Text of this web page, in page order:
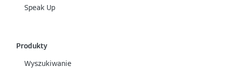
Speak Up
Produkty
Wyszukiwanie